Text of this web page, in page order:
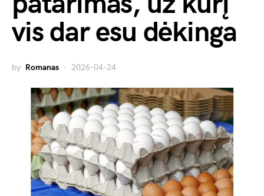
vis dar esu dėkinga
by Romanas 2026-04-24